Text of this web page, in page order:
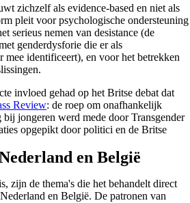
zichzelf als evidence-based en niet als
pleit voor psychologische ondersteuning
serieus nemen van desistance (de
genderdysforie die er als
mee identificeert), en voor het betrekken
invloed gehad op het Britse debat dat
Review: de roep om onafhankelijk
bij jongeren werd mede door Transgender
opgepikt door politici en de Britse
en België
zijn de thema's die het behandelt direct
en België. De patronen van